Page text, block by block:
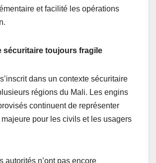
et facilité les opérations
sécuritaire toujours fragile
dans un contexte sécuritaire
régions du Mali. Les engins
continuent de représenter
pour les civils et les usagers
autorités n’ont pas encore